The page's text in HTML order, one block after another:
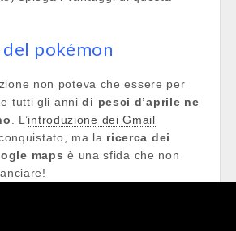
pokémon
non poteva che essere per
tutti gli annidi pesci d’aprile ne
. L’introduzione dei Gmail
ma la ricerca dei
maps è una sfida che non